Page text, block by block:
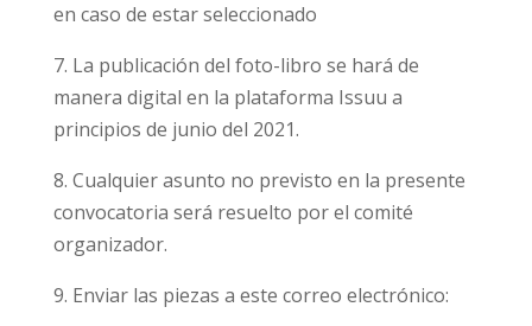
en caso de estar seleccionado
7. La publicación del foto-libro se hará de
manera digital en la plataforma Issuu a
principios de junio del 2021.
8. Cualquier asunto no previsto en la presente
convocatoria será resuelto por el comité
organizador.
9. Enviar las piezas a este correo electrónico: